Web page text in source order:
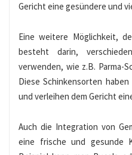
Gericht eine gesündere und
Eine weitere Möglichkeit,
besteht darin,
verwenden, wie z.B. Parma-
Diese Schinkensorten
und verleihen dem Gericht
Auch die Integration von
eine frische und gesunde